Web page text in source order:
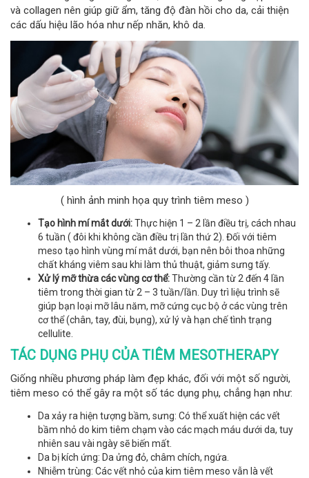
và collagen nên giúp giữ ẩm, tăng độ đàn hồi cho da, cải thiện
các dấu hiệu lão hóa như nếp nhăn, khô da.
( hình ảnh minh họa quy trình tiêm meso )
Tạo hình mí mắt dưới:Thực hiện 1 – 2 lần điều trị, cách nhau
6 tuần ( đôi khi không cần điều trị lần thứ 2). Đối với tiêm
meso tạo hình vùng mí mắt dưới, bạn nên bôi thoa những
chất kháng viêm sau khi làm thủ thuật, giảm sưng tấy.
Xử lý mỡ thừa các vùng cơ thể:Thường cần từ 2 đến 4 lần
tiêm trong thời gian từ 2 – 3 tuần/lần. Duy trì liệu trình sẽ
giúp bạn loại mỡ lâu năm, mỡ cứng cục bộ ở các vùng trên
cơ thể (chân, tay, đùi, bụng), xử lý và hạn chế tình trạng
cellulite.
TÁC DỤNG PHỤ CỦA TIÊM MESOTHERAPY
Giống nhiều phương pháp làm đẹp khác, đối với một số người,
tiêm meso có thể gây ra một số tác dụng phụ, chẳng hạn như:
Da xảy ra hiện tượng bầm, sưng: Có thể xuất hiện các vết
bầm nhỏ do kim tiêm chạm vào các mạch máu dưới da, tuy
nhiên sau vài ngày sẽ biến mất.
Da bị kích ứng: Da ửng đỏ, châm chích, ngứa.
Nhiễm trùng: Các vết nhỏ của kim tiêm meso vẫn là vết